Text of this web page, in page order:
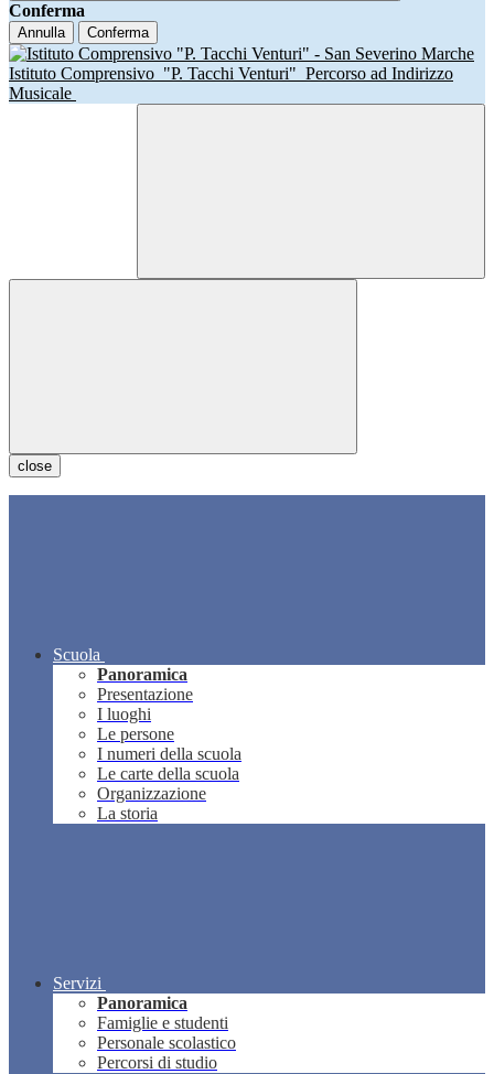
Conferma
Annulla Conferma
Istituto Comprensivo "P. Tacchi Venturi" Percorso ad Indirizzo
Musicale
close
Scuola
Panoramica
Presentazione
I luoghi
Le persone
I numeri della scuola
Le carte della scuola
Organizzazione
La storia
Servizi
Panoramica
Famiglie e studenti
Personale scolastico
Percorsi di studio